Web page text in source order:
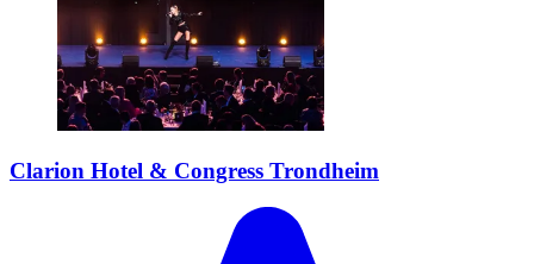
Clarion Hotel & Congress Trondheim